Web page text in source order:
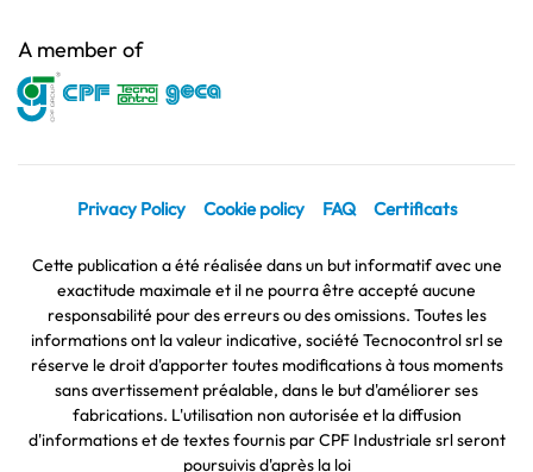
A member of
Privacy Policy Cookie policy FAQ Certificats
Cette publication a été réalisée dans un but informatif avec une
exactitude maximale et il ne pourra être accepté aucune
responsabilité pour des erreurs ou des omissions. Toutes les
informations ont la valeur indicative, société Tecnocontrol srl se
réserve le droit d'apporter toutes modifications à tous moments
sans avertissement préalable, dans le but d'améliorer ses
fabrications. L'utilisation non autorisée et la diffusion
d'informations et de textes fournis par CPF Industriale srl seront
poursuivis d'après la loi